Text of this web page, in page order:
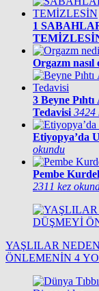
1 SABAHLARI AÇ
Orgazm nasıl
3 Beyne
Tedavisi 3424
Etiyopya’da
okundu
Pembe
2311 kez
YAŞLILAR
ÖNLEMENİN 4